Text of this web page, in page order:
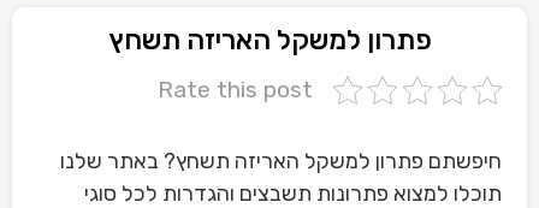
פתרון למשקל האריזה תשחץ
Rate this post
חיפשתם פתרון למשקל האריזה תשחץ? באתר שלנו
תוכלו למצוא פתרונות תשבצים והגדרות לכל סוגי